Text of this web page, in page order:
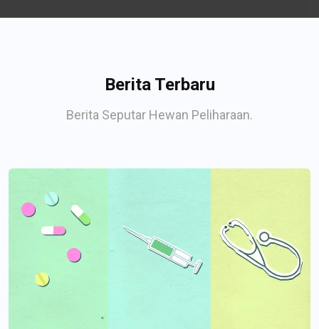
Berita Terbaru
Berita Seputar Hewan Peliharaan.